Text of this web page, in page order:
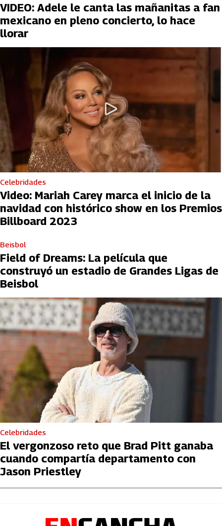
VIDEO: Adele le canta las mañanitas a fan
mexicano en pleno concierto, lo hace
llorar
Celebridades
Video: Mariah Carey marca el inicio de la
navidad con histórico show en los Premios
Billboard 2023
Beisbol
Field of Dreams: La película que
construyó un estadio de Grandes Ligas de
Beisbol
Celebridades
El vergonzoso reto que Brad Pitt ganaba
cuando compartía departamento con
Jason Priestley